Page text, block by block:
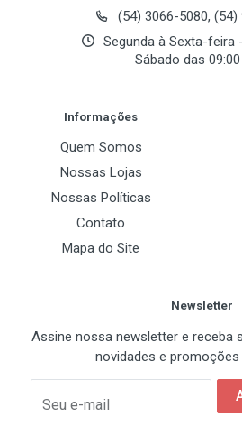
(54) 3066-5080, (54)
Segunda à Sexta-feira
Sábado das
Informações
Quem Somos
Nossas Lojas
Nossas Políticas
Contato
Mapa do Site
Newsletter
Assine nossa newsletter e receba
novidades e promoções
Seu e-mail